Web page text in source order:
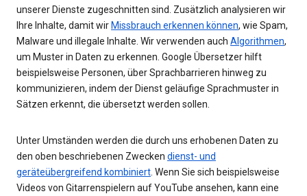
unserer Dienste zugeschnitten sind. Zusätzlich analysieren wir
Ihre Inhalte, damit wir Missbrauch erkennen können, wie Spam,
Malware und illegale Inhalte. Wir verwenden auch Algorithmen,
um Muster in Daten zu erkennen. Google Übersetzer hilft
beispielsweise Personen, über Sprachbarrieren hinweg zu
kommunizieren, indem der Dienst geläufige Sprachmuster in
Sätzen erkennt, die übersetzt werden sollen.
Unter Umständen werden die durch uns erhobenen Daten zu
den oben beschriebenen Zwecken dienst- und
geräteübergreifend kombiniert . Wenn Sie sich beispielsweise
Videos von Gitarrenspielern auf YouTube ansehen, kann eine